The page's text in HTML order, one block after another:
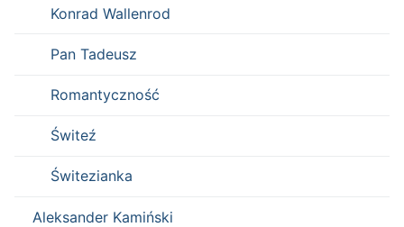
Konrad Wallenrod
Pan Tadeusz
Romantyczność
Świteź
Świtezianka
Aleksander Kamiński